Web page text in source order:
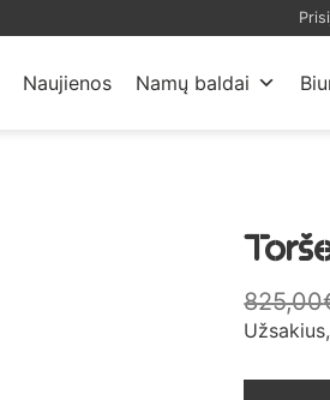
Naujienos Namų baldai
825,00